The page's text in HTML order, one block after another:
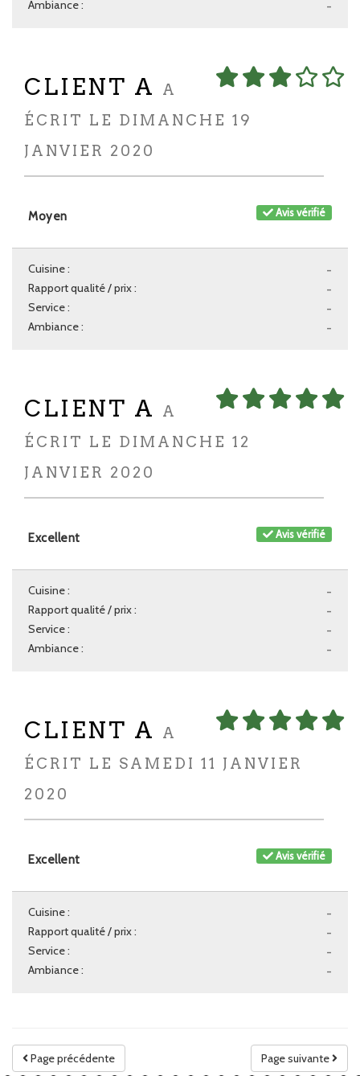
-
Ambiance :
CLIENT A
A
ÉCRIT LE DIMANCHE 19
JANVIER 2020
Avis vérifié
Moyen
-
Cuisine :
-
Rapport qualité / prix :
-
Service :
-
Ambiance :
CLIENT A
A
ÉCRIT LE DIMANCHE 12
JANVIER 2020
Avis vérifié
Excellent
-
Cuisine :
-
Rapport qualité / prix :
-
Service :
-
Ambiance :
CLIENT A
A
ÉCRIT LE SAMEDI 11 JANVIER
2020
Avis vérifié
Excellent
-
Cuisine :
-
Rapport qualité / prix :
-
Service :
-
Ambiance :
Page suivante
Page précédente